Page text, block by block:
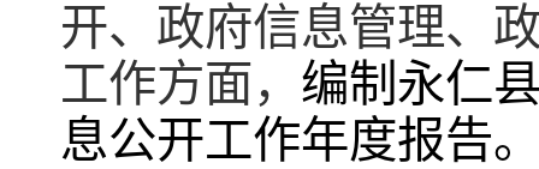
开、政府信息管理、
工作方面， 编制永仁
息公开工作年度报告